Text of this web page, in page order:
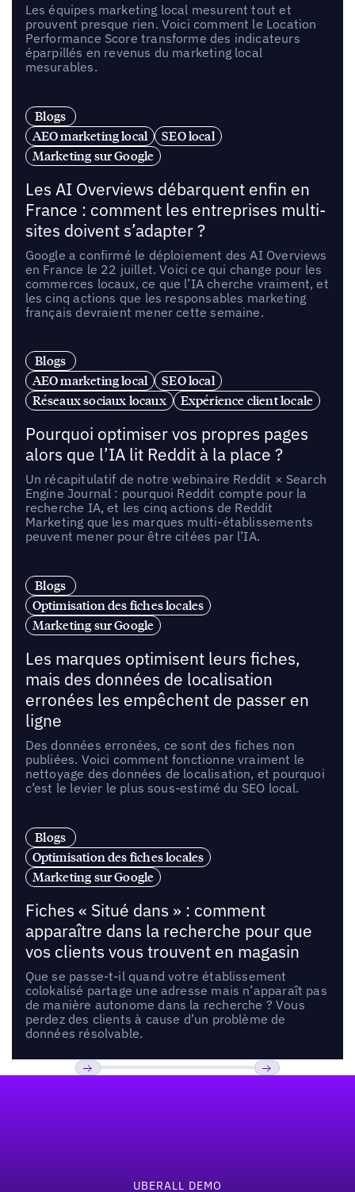
Les équipes marketing local mesurent tout et
prouvent presque rien. Voici comment le Location
Performance Score transforme des indicateurs
éparpillés en revenus du marketing local
mesurables.
Blogs
AEO marketing local
SEO local
Marketing sur Google
Les AI Overviews débarquent enfin en
France : comment les entreprises multi-
sites doivent s’adapter ?
Google a confirmé le déploiement des AI Overviews
en France le 22 juillet. Voici ce qui change pour les
commerces locaux, ce que l’IA cherche vraiment, et
les cinq actions que les responsables marketing
français devraient mener cette semaine.
Blogs
AEO marketing local
SEO local
Réseaux sociaux locaux
Expérience client locale
Pourquoi optimiser vos propres pages
alors que l’IA lit Reddit à la place ?
Un récapitulatif de notre webinaire Reddit × Search
Engine Journal : pourquoi Reddit compte pour la
recherche IA, et les cinq actions de Reddit
Marketing que les marques multi-établissements
peuvent mener pour être citées par l’IA.
Blogs
Optimisation des fiches locales
Marketing sur Google
Les marques optimisent leurs fiches,
mais des données de localisation
erronées les empêchent de passer en
ligne
Des données erronées, ce sont des fiches non
publiées. Voici comment fonctionne vraiment le
nettoyage des données de localisation, et pourquoi
c’est le levier le plus sous-estimé du SEO local.
Blogs
Optimisation des fiches locales
Marketing sur Google
Fiches « Situé dans » : comment
apparaître dans la recherche pour que
vos clients vous trouvent en magasin
Que se passe-t-il quand votre établissement
colokalisé partage une adresse mais n’apparaît pas
de manière autonome dans la recherche ? Vous
perdez des clients à cause d’un problème de
données résolvable.
UBERALL DEMO